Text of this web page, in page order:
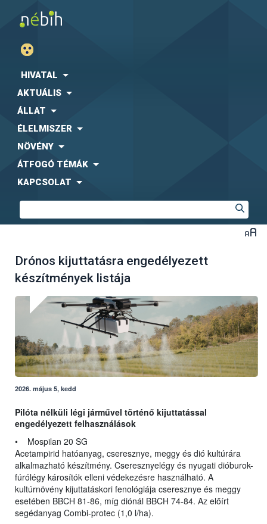
HIVATAL
AKTUÁLIS
ÁLLAT
ÉLELMISZER
NÖVÉNY
ÁTFOGÓ TÉMÁK
KAPCSOLAT
Drónos kijuttatásra engedélyezett
készítmények listája
2026. május 5, kedd
Pilóta nélküli légi járművel történő kijuttatással
engedélyezett felhasználások
• Mospilan 20 SG
Acetampirid hatóanyag, cseresznye, meggy és dió kultúrára
alkalmazható készítmény. Cseresznyelégy és nyugati dióburok-
fúrólégy károsítók elleni védekezésre használható. A
kultúrnövény kijuttatáskori fenológiája cseresznye és meggy
esetében BBCH 81-86, míg diónál BBCH 74-84. Az előírt
segédanyag Combi-protec (1,0 l/ha).